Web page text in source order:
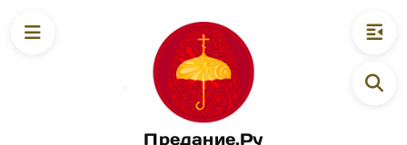
Предание.Ру